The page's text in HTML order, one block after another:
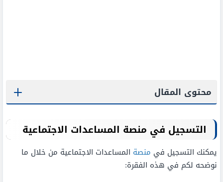
محتوى المقال
التسجيل في منصة المساعدات الاجتماعية
يمكنك التسجيل في منصة المساعدات الاجتماعية من خلال ما
نوضحه لكم في هذه الفقرة: